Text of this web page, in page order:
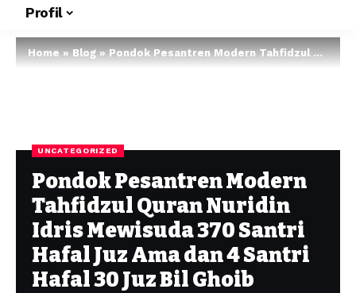
Profil
Home»Blog»Pondok Pesantren Modern Tahfidzul Quran Nuridin Idris Mewisuda 370 Santri Hafal Juz Ama dan 4 Santri Hafal 30 Juz Bil Ghoib
UNCATEGORIZED
Pondok Pesantren Modern
Tahfidzul Quran Nuridin
Idris Mewisuda 370 Santri
Hafal Juz Ama dan 4 Santri
Hafal 30 Juz Bil Ghoib